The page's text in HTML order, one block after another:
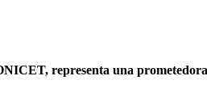
representa una